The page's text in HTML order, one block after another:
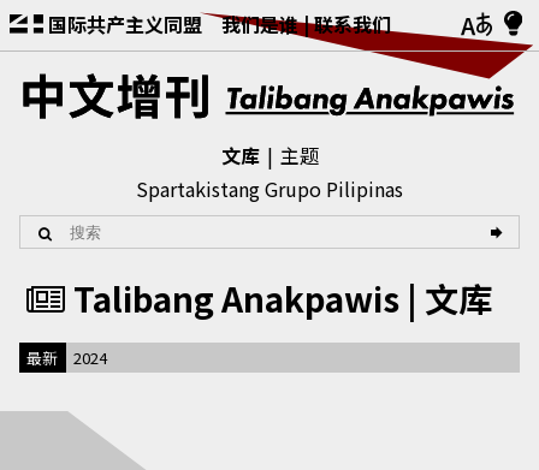
国际共产主义同盟 我们是谁 联系我们
文库
主题
Spartakistang Grupo Pilipinas
Talibang Anakpawis | 文库
最新 2024